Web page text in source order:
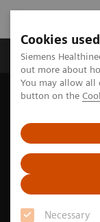
Cookies
Siemens
out more about
You may allow all
button on the
Necessary
Produits &
Accueil
Solutions